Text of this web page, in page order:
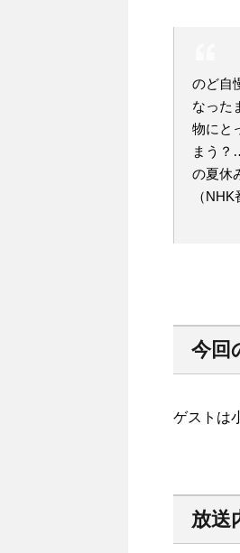
のど自
なった
物にと
まう？
の夏休
（
今回
ゲストは
放送